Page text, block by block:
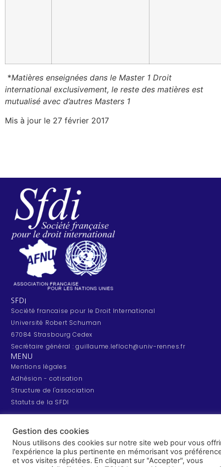
*Matières enseignées dans le Master 1 Droit
international exclusivement, le reste des matières est
mutualisé avec d’autres Masters 1
Mis à jour le 27 février 2017
SFDI
Société francaise pour le Droit International
Université Robert Schuman
67084 Strasbourg Cedex
Secrétaire général : guillaume.lefloch@univ-rennes.fr
MENU
Mentions légales
Adhésion - cotisation
Structure de l'association
Statuts de la SFDI
© 2026 – SFDI – Création du site
Gestion des cookies
Nous utilisons des cookies sur notre site web pour vous
l'expérience la plus pertinente en mémorisant vos
et vos visites répétées. En cliquant sur "Accepter", vous